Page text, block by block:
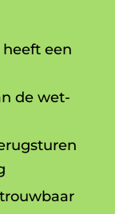
een
de wet-